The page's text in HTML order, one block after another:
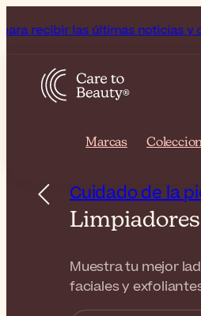
últimas noticias y consejos de
Marcas
Cuidado de la
Muestra tu mejor
faciales y